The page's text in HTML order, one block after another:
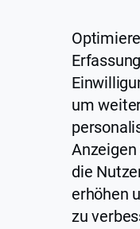
um
die
erhöhen
zu